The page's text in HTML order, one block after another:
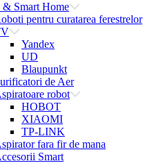
Smart Home
pentru curatarea ferestrelor
Yandex
UD
Blaupunkt
de Aer
robot
HOBOT
XIAOMI
TP-LINK
fara fir de mana
Smart